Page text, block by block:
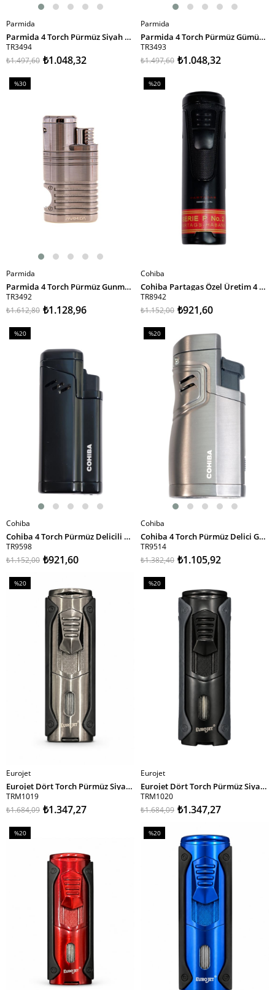
SEPETE EKLE
Parmida
Parmida 4 Torch Pürmüz Siyah Puro Çakmağı
TR3494
₺1.048,32
₺1.497,60
SEPETE EKLE
Parmida
Parmida 4 Torch Pürmüz Gümüş Puro Çakmağı
TR3493
₺1.048,32
₺1.497,60
SEPETE EKLE
%30
Parmida
Parmida 4 Torch Pürmüz Gunmetal Puro Çakmağı
TR3492
₺1.128,96
₺1.612,80
SEPETE EKLE
%20
Cohiba
Cohiba Partagas Özel Üretim 4 Torch Pürmüz Siyah Puro Çakmağı
TR8942
₺921,60
₺1.152,00
SEPETE EKLE
%20
%20İndirim
Cohiba
Cohiba 4 Torch Pürmüz Delicili Siyah Metal Puro Çakmağı
TR9598
₺921,60
₺1.152,00
SEPETE EKLE
%20
%20İndirim
Cohiba
Cohiba 4 Torch Pürmüz Delici Gunmetal Metal Puro Çakmağı
TR9514
₺1.105,92
₺1.382,40
SEPETE EKLE
%20
Eurojet
Eurojet Dört Torch Pürmüz Siyah Gunmetal Puro Çakmağı TRM1019
TRM1019
₺1.347,27
₺1.684,09
SEPETE EKLE
%20
Eurojet
Eurojet Dört Torch Pürmüz Siyah Mavi Desenli Puro Çakmağı TRM1020
TRM1020
₺1.347,27
₺1.684,09
%20
%20